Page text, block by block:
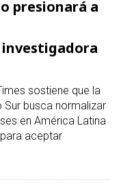
presionará a
sostiene que la
Sur busca normalizar
en América Latina
aceptar